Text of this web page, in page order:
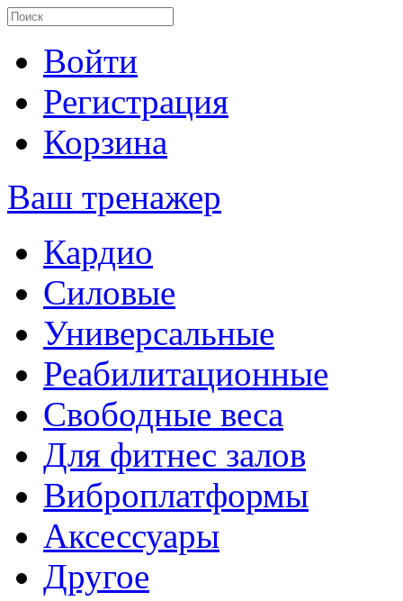
Войти
Регистрация
Корзина
Ваш тренажер
Кардио
Силовые
Универсальные
Реабилитационные
Свободные веса
Для фитнес залов
Виброплатформы
Аксессуары
Другое